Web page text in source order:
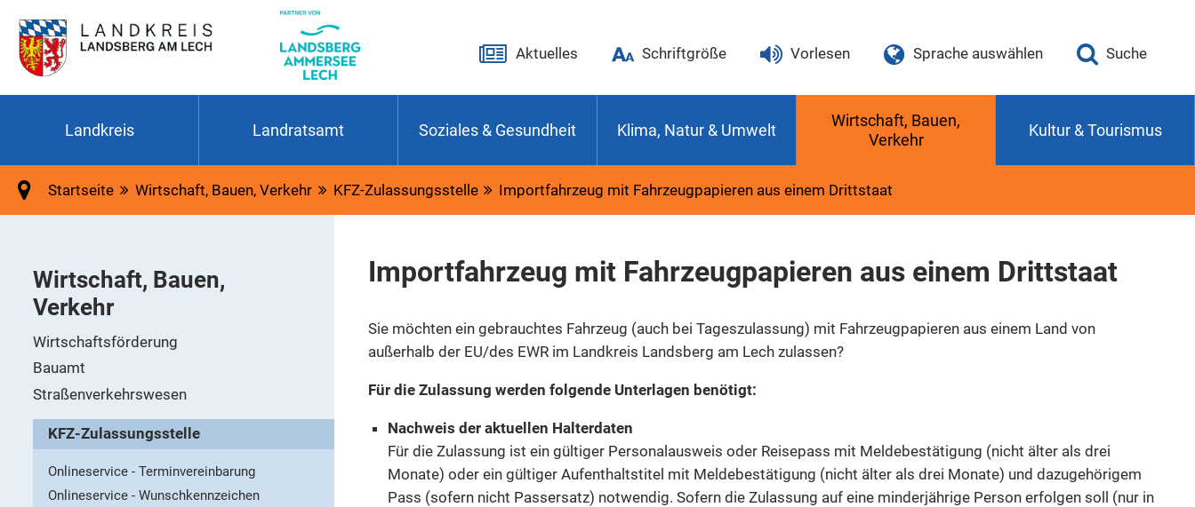
Aktuelles Schriftgröße Vorlesen Sprache auswählen Suche
Landkreis Landratsamt Soziales & Gesundheit Klima, Natur & Umwelt
Wirtschaft, Bauen,
Verkehr
Kultur & Tourismus
Startseite Wirtschaft, Bauen, Verkehr KFZ-Zulassungsstelle Importfahrzeug mit Fahrzeugpapieren aus einem Drittstaat
Importfahrzeug mit Fahrzeugpapieren aus einem Drittstaat
Sie möchten ein gebrauchtes Fahrzeug (auch bei Tageszulassung) mit Fahrzeugpapieren aus einem Land von
außerhalb der EU/des EWR im Landkreis Landsberg am Lech zulassen?
Für die Zulassung werden folgende Unterlagen benötigt:
Nachweis der aktuellen Halterdaten
Für die Zulassung ist ein gültiger Personalausweis oder Reisepass mit Meldebestätigung (nicht älter als drei
Monate) oder ein gültiger Aufenthaltstitel mit Meldebestätigung (nicht älter als drei Monate) und dazugehörigem
Pass (sofern nicht Passersatz) notwendig. Sofern die Zulassung auf eine minderjährige Person erfolgen soll (nur in
Wirtschaft, Bauen,
Verkehr
Wirtschaftsförderung
Bauamt
Straßenverkehrswesen
KFZ-Zulassungsstelle
Onlineservice - Terminvereinbarung
Onlineservice - Wunschkennzeichen